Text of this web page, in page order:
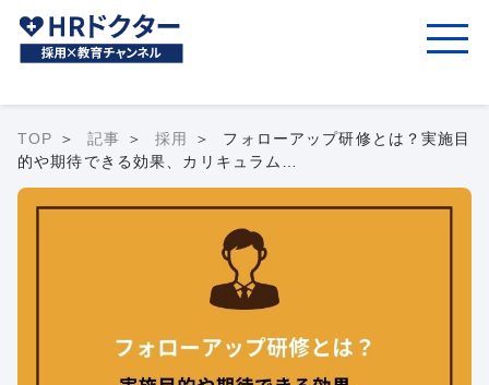
TOP 記事 採用
フォローアップ研修とは？実施目
的や期待できる効果、カリキュラム…